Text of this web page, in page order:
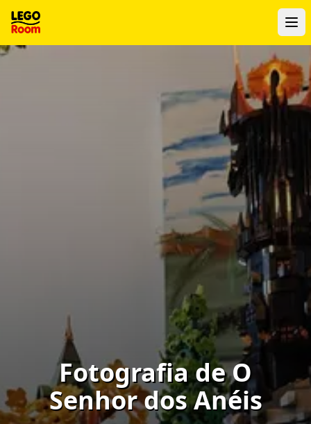
Para o conteúdo principal
Fotografia de O
Senhor dos Anéis